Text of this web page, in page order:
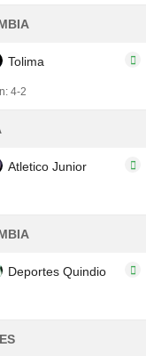
Tolima
4-2
Atletico Junior
Deportes Quindio